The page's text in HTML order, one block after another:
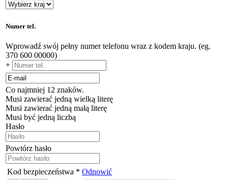
Numer tel.
Wprowadź swój pełny numer telefonu wraz z kodem kraju. (eg.
370 600 00000)
+
Co najmniej 12 znaków.
Musi zawierać jedną wielką literę
Musi zawierać jedną małą literę
Musi być jedną liczbą
Hasło
Powtórz hasło
Kod bezpieczeństwa * Odnowić